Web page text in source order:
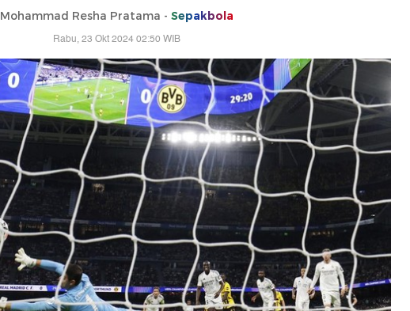
Mohammad Resha Pratama - Sepakbola
Rabu, 23 Okt 2024 02:50 WIB